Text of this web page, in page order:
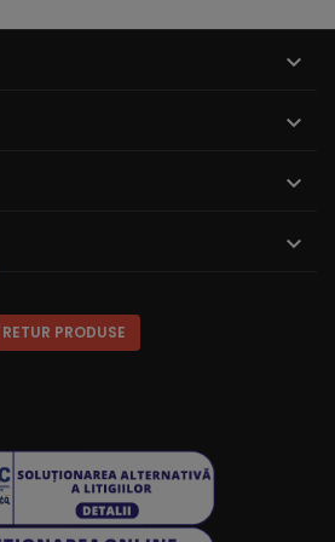




RETUR PRODUSE